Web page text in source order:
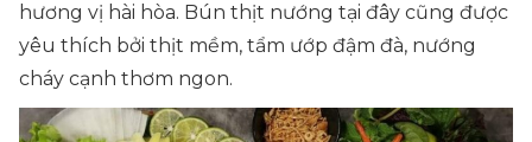
hương vị hài hòa. Bún thịt nướng tại đây cũng được
yêu thích bởi thịt mềm, tẩm ướp đậm đà, nướng
cháy cạnh thơm ngon.